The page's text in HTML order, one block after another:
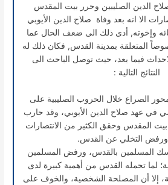
الدين الصليبين وحرر بيت المقدس
الا انه بعد وفاة صلاح الدين الأيوبي
وإخوته, أدى ذلك الى ضعف الحال عما
المتعلقة بمدينة القدس, فكان ذلك له
فيما بعد، حيث توصل الباحث الى
النتائج التالية :
الصراع خلال الحروب الصليبية على
في عهد صلاح الدين الأيوبي، وقد حارب
بيت المقدس وحقق الكثير من الانتصارات
ورفض التخلي عن القدس.
المسلمين بالقدس، ورفض المسلمين
لما تحمله القدس من أهمية كبيرة لدى
إلا أن المصلحة الشخصية، والخوف على